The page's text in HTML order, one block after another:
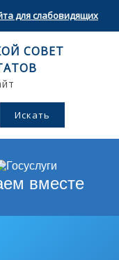
для слабовидящих
СОВЕТ
вместе